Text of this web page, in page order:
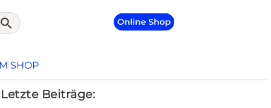
search
SHOP
Letzte Beiträge: